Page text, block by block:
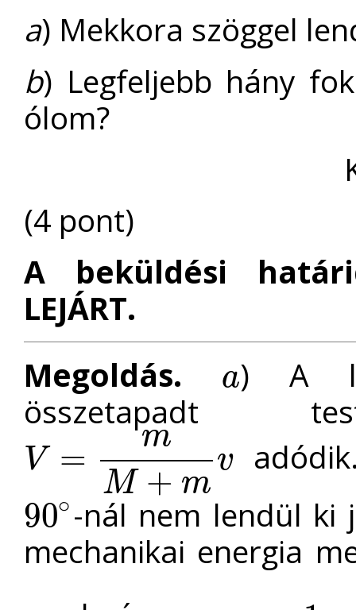
a) Mekkora szöggel
b) Legfeljebb hány
ólom?
(4 pont)
A beküldési
LEJÁRT.
Megoldás.
a
a ) A
összetapadt
V =
m
M + m
v
V= M+m
90∘
90∘
-nál nem lendül ki
mechanikai energia